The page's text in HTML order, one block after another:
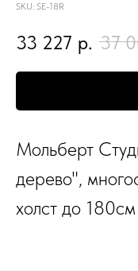
SKU: SE-18R
33 227 р. 37
Мольберт
дерево",
холст до 180см